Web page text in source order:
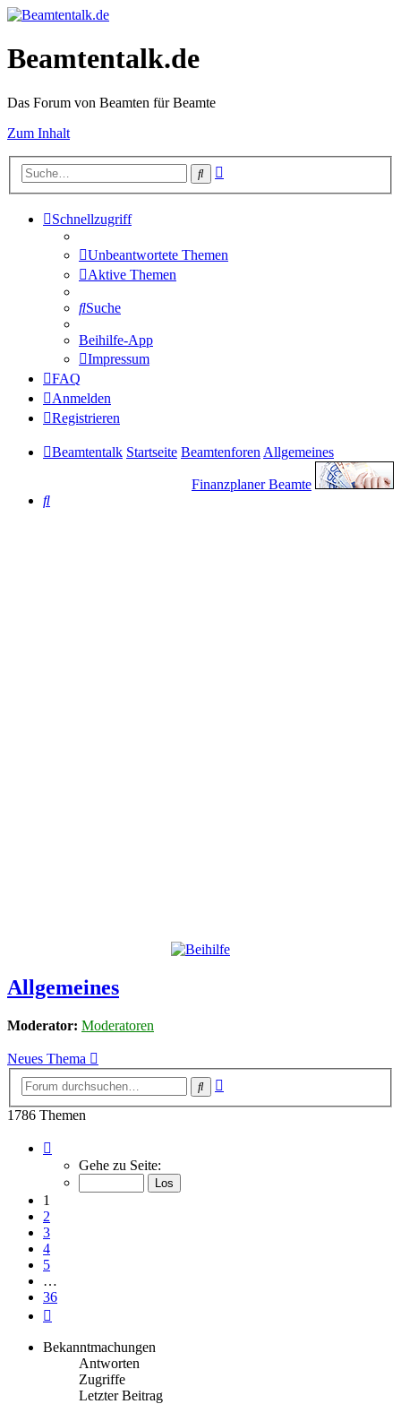
Beamtentalk.de
Das Forum von Beamten für Beamte
Zum Inhalt
Suche
Schnellzugriff
Unbeantwortete Themen
Aktive Themen
Suche
Beihilfe-App
Impressum
FAQ
Anmelden
Registrieren
Beamtentalk Startseite BeamtenforenAllgemeines
Finanzplaner Beamte
Suche
Allgemeines
Moderator: Moderatoren
Neues Thema
Suche
1786 Themen
von
Gehe zu Seite:
1
2
3
4
5
…
36
Bekanntmachungen
Antworten
Zugriffe
Letzter Beitrag